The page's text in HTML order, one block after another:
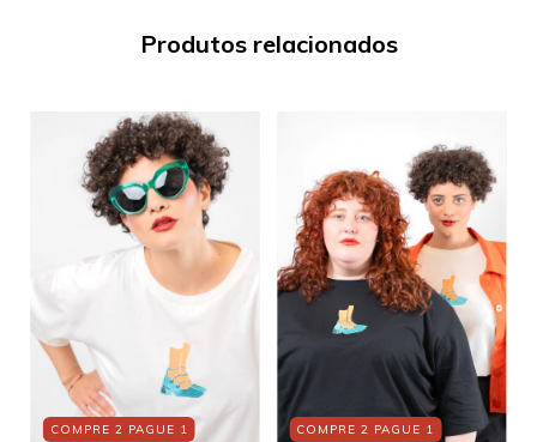
Produtos relacionados
COMPRE 2 PAGUE 1 COMPRE 2 PAGUE 1